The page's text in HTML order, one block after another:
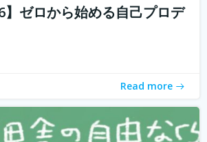
】ゼロから始める自己プロデ
Read more
しれません。 「不便な田舎の自由な暮